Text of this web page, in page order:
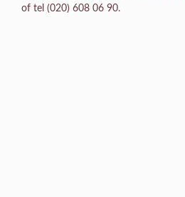
of tel (020) 608 06 90.